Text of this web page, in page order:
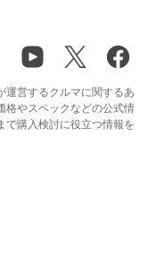
運営するクルマに関するあ
格やスペックなどの公式情
で購入検討に役立つ情報を